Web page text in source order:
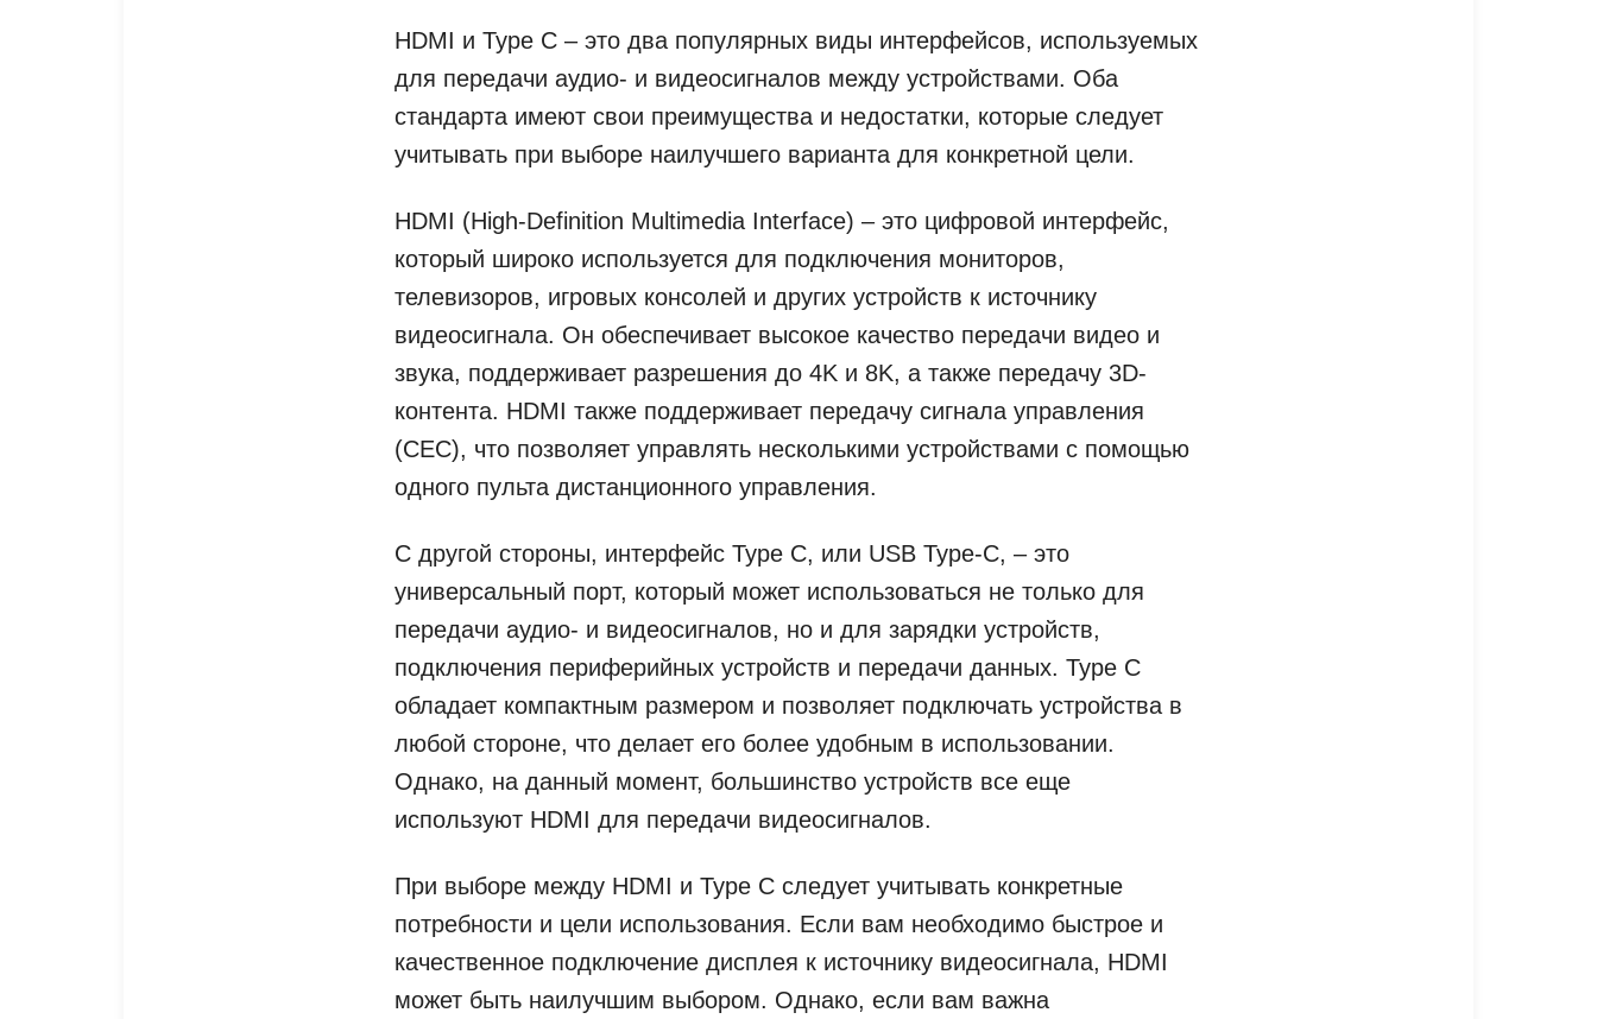
HDMI и Type C – это два популярных виды интерфейсов, используемых
для передачи аудио- и видеосигналов между устройствами. Оба
стандарта имеют свои преимущества и недостатки, которые следует
учитывать при выборе наилучшего варианта для конкретной цели.
HDMI (High-Definition Multimedia Interface) – это цифровой интерфейс,
который широко используется для подключения мониторов,
телевизоров, игровых консолей и других устройств к источнику
видеосигнала. Он обеспечивает высокое качество передачи видео и
звука, поддерживает разрешения до 4K и 8K, а также передачу 3D-
контента. HDMI также поддерживает передачу сигнала управления
(CEC), что позволяет управлять несколькими устройствами с помощью
одного пульта дистанционного управления.
С другой стороны, интерфейс Type C, или USB Type-C, – это
универсальный порт, который может использоваться не только для
передачи аудио- и видеосигналов, но и для зарядки устройств,
подключения периферийных устройств и передачи данных. Type C
обладает компактным размером и позволяет подключать устройства в
любой стороне, что делает его более удобным в использовании.
Однако, на данный момент, большинство устройств все еще
используют HDMI для передачи видеосигналов.
При выборе между HDMI и Type C следует учитывать конкретные
потребности и цели использования. Если вам необходимо быстрое и
качественное подключение дисплея к источнику видеосигнала, HDMI
может быть наилучшим выбором. Однако, если вам важна